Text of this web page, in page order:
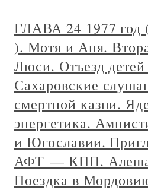
ГЛАВА 24 1977 год
). Мотя и Аня.
Люси. Отъезд
Сахаровские
смертной казни.
энергетика.
и Югославии.
АФТ — КПП. Алеша
Поездка в